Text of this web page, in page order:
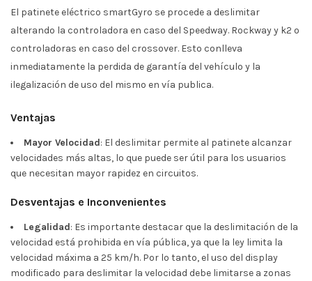
El patinete eléctrico smartGyro se procede a deslimitar
alterando la controladora en caso del Speedway. Rockway y k2 o
controladoras en caso del crossover. Esto conlleva
inmediatamente la perdida de garantía del vehículo y la
ilegalización de uso del mismo en vía publica.
Ventajas
Mayor Velocidad: El deslimitar permite al patinete alcanzar
velocidades más altas, lo que puede ser útil para los usuarios
que necesitan mayor rapidez en circuitos.
Desventajas e Inconvenientes
Legalidad: Es importante destacar que la deslimitación de la
velocidad está prohibida en vía pública, ya que la ley limita la
velocidad máxima a 25 km/h. Por lo tanto, el uso del display
modificado para deslimitar la velocidad debe limitarse a zonas